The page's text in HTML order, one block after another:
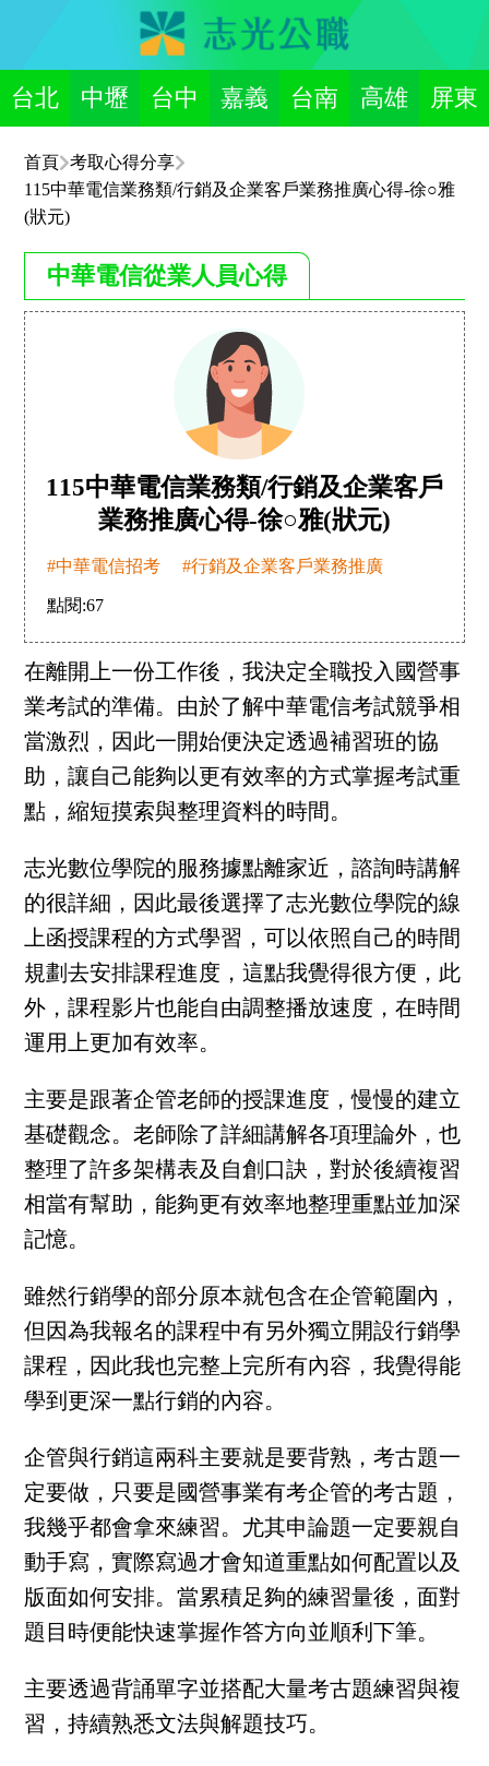
台北 中壢 台中 嘉義 台南 高雄 屏東
首頁
考取心得分享
115中華電信業務類/行銷及企業客戶業務推廣心得-徐○雅
(狀元)
中華電信從業人員心得
115中華電信業務類/行銷及企業客戶
業務推廣心得-徐○雅(狀元)
#中華電信招考 #行銷及企業客戶業務推廣
點閱:67
在離開上一份工作後，我決定全職投入國營事
業考試的準備。由於了解中華電信考試競爭相
當激烈，因此一開始便決定透過補習班的協
助，讓自己能夠以更有效率的方式掌握考試重
點，縮短摸索與整理資料的時間。
志光數位學院的服務據點離家近，諮詢時講解
的很詳細，因此最後選擇了志光數位學院的線
上函授課程的方式學習，可以依照自己的時間
規劃去安排課程進度，這點我覺得很方便，此
外，課程影片也能自由調整播放速度，在時間
運用上更加有效率。
主要是跟著企管老師的授課進度，慢慢的建立
基礎觀念。老師除了詳細講解各項理論外，也
整理了許多架構表及自創口訣，對於後續複習
相當有幫助，能夠更有效率地整理重點並加深
記憶。
雖然行銷學的部分原本就包含在企管範圍內，
但因為我報名的課程中有另外獨立開設行銷學
課程，因此我也完整上完所有內容，我覺得能
學到更深一點行銷的內容。
企管與行銷這兩科主要就是要背熟，考古題一
定要做，只要是國營事業有考企管的考古題，
我幾乎都會拿來練習。尤其申論題一定要親自
動手寫，實際寫過才會知道重點如何配置以及
版面如何安排。當累積足夠的練習量後，面對
題目時便能快速掌握作答方向並順利下筆。
主要透過背誦單字並搭配大量考古題練習與複
習，持續熟悉文法與解題技巧。